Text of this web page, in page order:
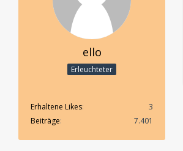
ello
Erleuchteter
Erhaltene Likes
3
Beiträge
7.401